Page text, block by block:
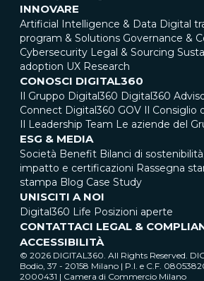
INNOVARE
Artificial Intelligence & Data Digital
program & Solutions Governance &
Cybersecurity Legal & Sourcing
adoption UX Research
CONOSCI DIGITAL360
Il Gruppo Digital360 Digital360
Connect Digital360 GOV Il Consiglio
Il Leadership Team Le aziende del
ESG & MEDIA
Società Benefit Bilanci di
impatto e certificazioni Rassegna
stampa Blog Case Study
UNISCITI A NOI
Digital360 Life Posizioni aperte
CONTATTACI LEGAL &
ACCESSIBILITÀ
© 2026 DIGITAL360. All Rights Reserved.
Bodio, 37 - 20158 Milano | P.I. e C.F.
2000431 | Camera di Commercio Milano